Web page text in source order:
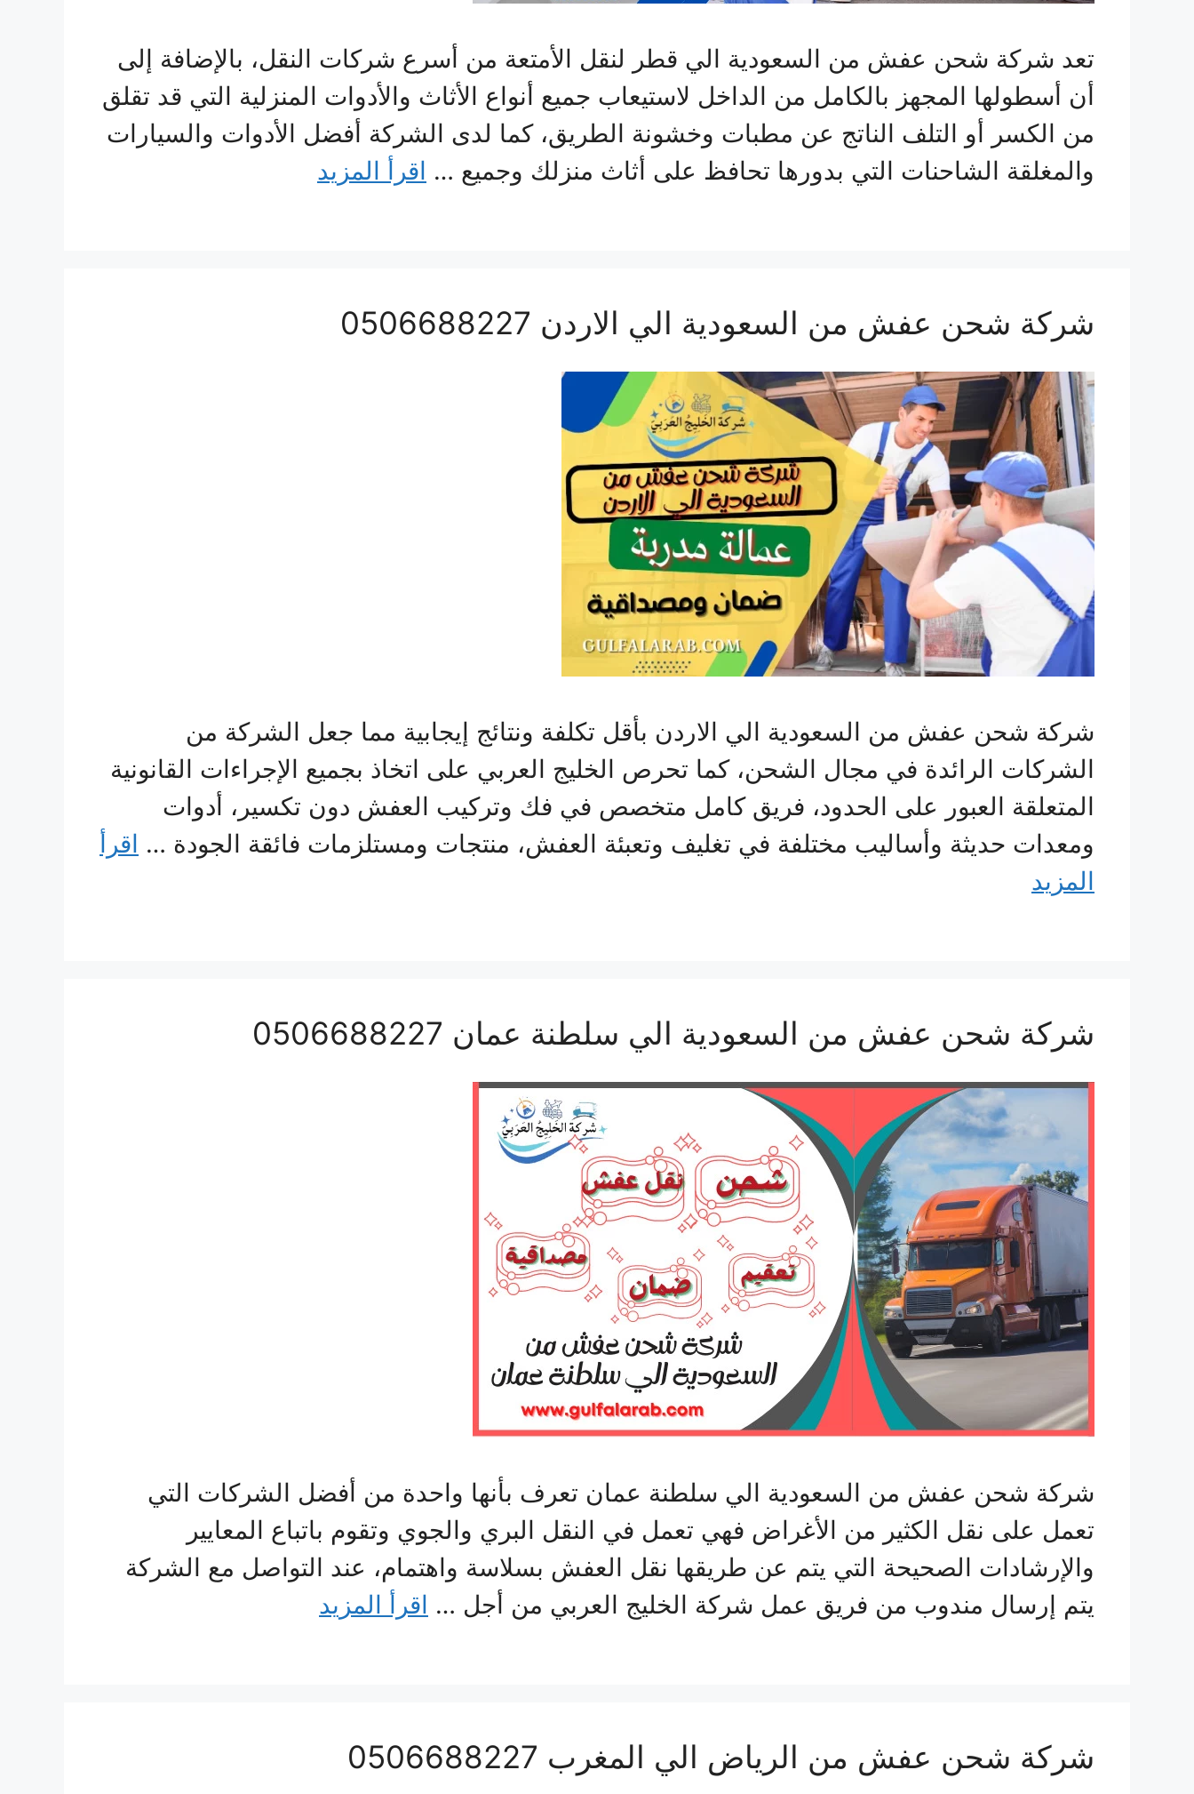
تعد شركة شحن عفش من السعودية الي قطر لنقل الأمتعة من أسرع شركات النقل، بالإضافة إلى
أن أسطولها المجهز بالكامل من الداخل لاستيعاب جميع أنواع الأثاث والأدوات المنزلية التي قد تقلق
من الكسر أو التلف الناتج عن مطبات وخشونة الطريق، كما لدى الشركة أفضل الأدوات والسيارات
والمغلقة الشاحنات التي بدورها تحافظ على أثاث منزلك وجميع … اقرأ المزيد
شركة شحن عفش من السعودية الي الاردن 0506688227
شركة شحن عفش من السعودية الي الاردن بأقل تكلفة ونتائج إيجابية مما جعل الشركة من
الشركات الرائدة في مجال الشحن، كما تحرص الخليج العربي على اتخاذ بجميع الإجراءات القانونية
المتعلقة العبور على الحدود، فريق كامل متخصص في فك وتركيب العفش دون تكسير، أدوات
ومعدات حديثة وأساليب مختلفة في تغليف وتعبئة العفش، منتجات ومستلزمات فائقة الجودة … اقرأ
المزيد
شركة شحن عفش من السعودية الي سلطنة عمان 0506688227
شركة شحن عفش من السعودية الي سلطنة عمان تعرف بأنها واحدة من أفضل الشركات التي
تعمل على نقل الكثير من الأغراض فهي تعمل في النقل البري والجوي وتقوم باتباع المعايير
والإرشادات الصحيحة التي يتم عن طريقها نقل العفش بسلاسة واهتمام، عند التواصل مع الشركة
يتم إرسال مندوب من فريق عمل شركة الخليج العربي من أجل … اقرأ المزيد
شركة شحن عفش من الرياض الي المغرب 0506688227